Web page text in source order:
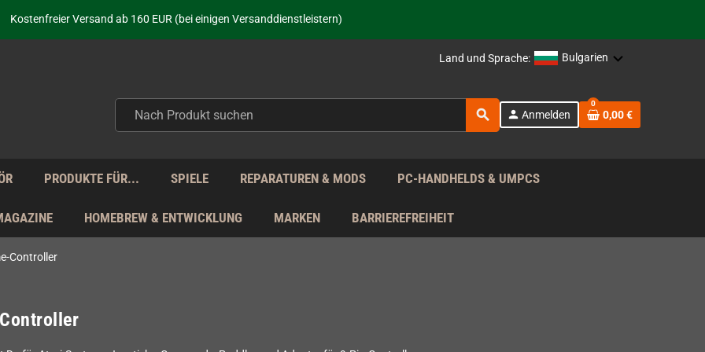
Kostenfreier Versand ab 160 EUR (bei einigen Versanddienstleistern)
Seit über 20 Jahren Deine Anlaufstelle für neue Retro-Hardware!
Täglicher Versand Mo - Fr aus Deutschland - zollfrei innerhalb der EU!
Land und Sprache: Bulgarien
search person Anmelden
0
0,00 €
PRODUKTE FÜR... SPIELE REPARATUREN & MODS PC-HANDHELDS & UMPCS
HOMEBREW & ENTWICKLUNG MARKEN BARRIEREFREIHEIT
Controller